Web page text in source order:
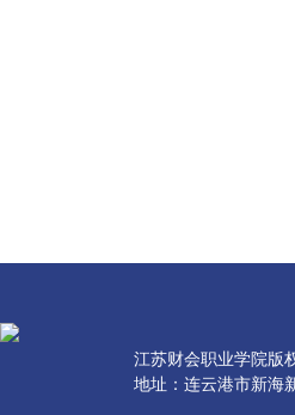
江苏财会职业学院版
地址：连云港市新